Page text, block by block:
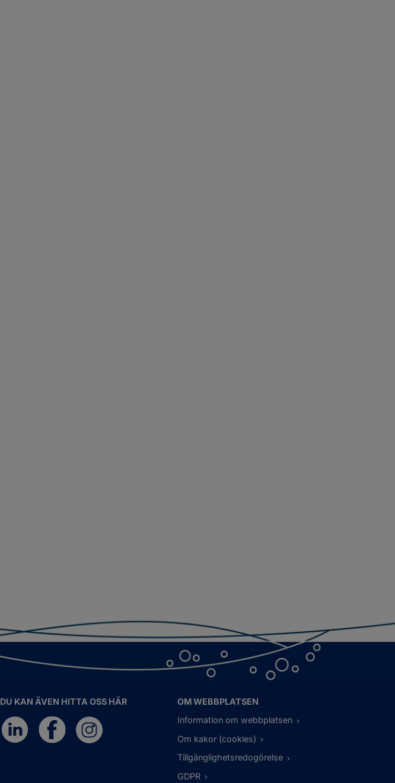
DU KAN ÄVEN HITTA OSS HÄR
OM WEBBPLATSEN
Information om webbplatsen
Om kakor (cookies)
Tillgänglighetsredogörelse
GDPR